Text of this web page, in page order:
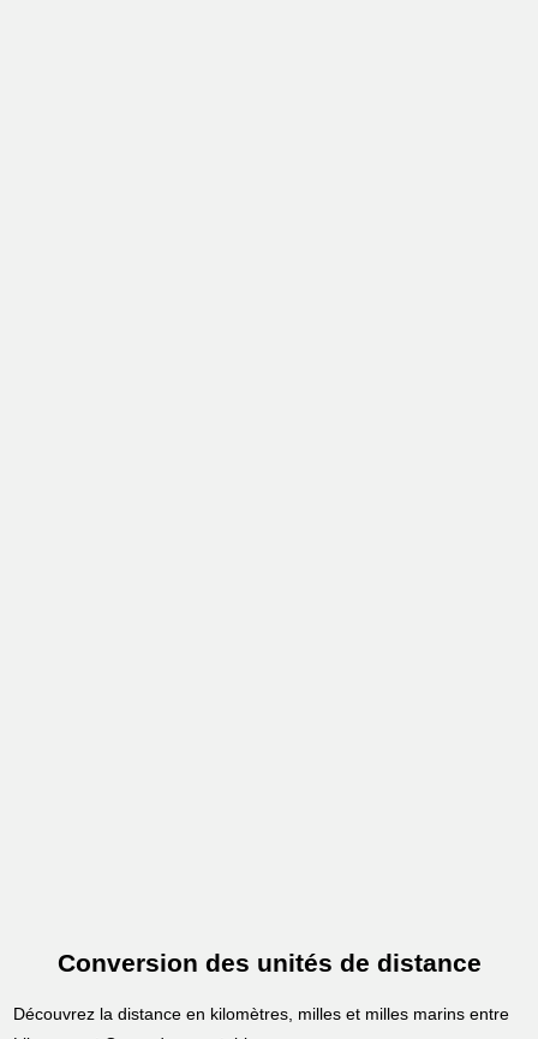
Conversion des unités de distance
Découvrez la distance en kilomètres, milles et milles marins entre